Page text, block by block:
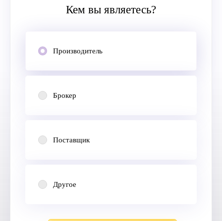
Кем вы являетесь?
Производитель
Брокер
Поставщик
Другое